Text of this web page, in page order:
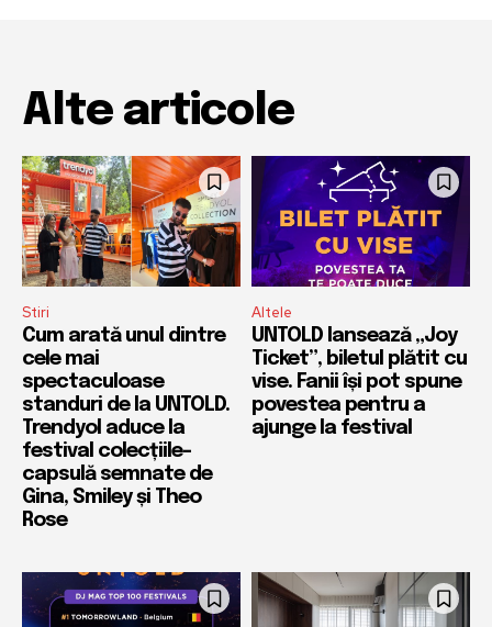
Alte articole
Stiri
Cum arată unul dintre
cele mai
spectaculoase
standuri de la UNTOLD.
Trendyol aduce la
festival colecțiile-
capsulă semnate de
Gina, Smiley și Theo
Rose
Altele
UNTOLD lansează „Joy
Ticket”, biletul plătit cu
vise. Fanii își pot spune
povestea pentru a
ajunge la festival